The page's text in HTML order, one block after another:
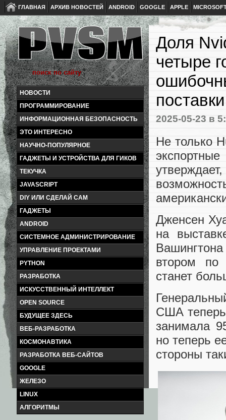
ГЛАВНАЯ АРХИВ НОВОСТЕЙ ANDROID GOOGLE APPLE
НОВОСТИ
ПРОГРАММИРОВАНИЕ
ИНФОРМАЦИОННАЯ БЕЗОПАСНОСТЬ
ЭТО ИНТЕРЕСНО
НАУЧНО-ПОПУЛЯРНОЕ
ГАДЖЕТЫ И УСТРОЙСТВА ДЛЯ ГИКОВ
ТЕКУЧКА
JAVASCRIPT
DIY ИЛИ СДЕЛАЙ САМ
ГАДЖЕТЫ
ANDROID
СИСТЕМНОЕ АДМИНИСТРИРОВАНИЕ
УПРАВЛЕНИЕ ПРОЕКТАМИ
PYTHON
РАЗРАБОТКА
ИСКУССТВЕННЫЙ ИНТЕЛЛЕКТ
OPEN SOURCE
БУДУЩЕЕ ЗДЕСЬ
ВЕБ-РАЗРАБОТКА
КОСМОНАВТИКА
РАЗРАБОТКА ВЕБ-САЙТОВ
GOOGLE
ЖЕЛЕЗО
LINUX
АЛГОРИТМЫ
Доля
четыре
2025-05-23 в
Не только
Дженсен
на
втором по
станет
США теперь
занимала
но теперь
стороны